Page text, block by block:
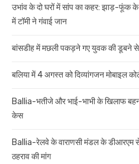
उभांव के दो घरों में सांप का कहर: झाड़-फूंक के
में टॉमी ने गंवाई जान
बांसडीह में मछली पकड़ने गए युवक की डूबने से
बलिया में 4 अगस्त को दिव्यांगजन मोबाइल
Ballia-भतीजे और भाई-भाभी के खिलाफ बहन
केस
Ballia-रेलवे के वाराणसी मंडल के डीआरएम
ठहराव की मांग